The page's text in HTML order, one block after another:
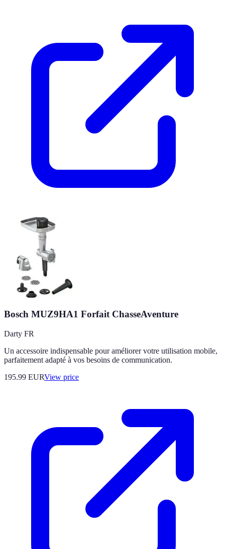
Bosch MUZ9HA1 Forfait ChasseAventure
Darty FR
Un accessoire indispensable pour améliorer votre utilisation mobile,
parfaitement adapté à vos besoins de communication.
195.99 EURView price